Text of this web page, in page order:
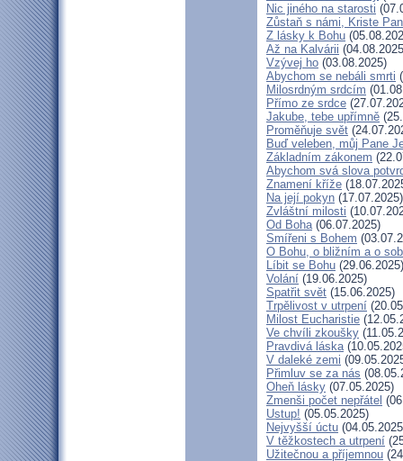
Nic jiného na starosti
Zůstaň s námi, Kriste
Z lásky k Bohu
Až na Kalvárii
Vzývej ho (03.08.2025)
Abychom se nebáli smrti
Milosrdným srdcím
Přímo ze srdce
Jakube, tebe upřímně
Proměňuje svět
Buď veleben, můj Pane
Základním zákonem
Abychom svá slova
Znamení kříže
Na její pokyn (17.07.2025)
Zvláštní milosti
Od Boha(06.07.2025)
Smířeni s Bohem
O Bohu, o bližním a o
Líbit se Bohu (29.06.2025)
Volání (19.06.2025)
Spatřit svět (15.06.2025)
Trpělivost v utrpení
Milost Eucharistie
Ve chvíli zkoušky
Pravdivá láska
V daleké zemi
Přimluv se za nás
Oheň lásky (07.05.2025)
Zmenši počet nepřátel
Ustup! (05.05.2025)
Nejvyšší úctu
V těžkostech a utrpení
Užitečnou a příjemnou